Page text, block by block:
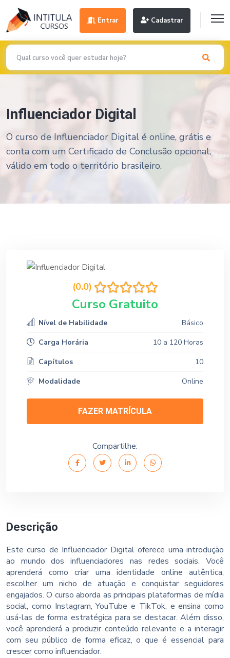
Entrar Cadastrar
Influenciador Digital
O curso de Influenciador Digital é online, grátis e
conta com um Certificado de Conclusão opcional,
válido em todo o território brasileiro.
Descrição
Este curso de Influenciador Digital oferece uma introdução
ao mundo dos influenciadores nas redes sociais. Você
aprenderá como criar uma identidade online autêntica,
escolher um nicho de atuação e conquistar seguidores
engajados. O curso aborda as principais plataformas de mídia
social, como Instagram, YouTube e TikTok, e ensina como
usá-las de forma estratégica para se destacar. Além disso,
você aprenderá a produzir conteúdo relevante e a interagir
com seu público de forma eficaz, o que é essencial para
crescer como influenciador.
(0.0)
Curso Gratuito
Nível de Habilidade
Básico
Carga Horária
10 a 120 Horas
Capítulos
10
Modalidade
Online
FAZER MATRÍCULA
Compartilhe: